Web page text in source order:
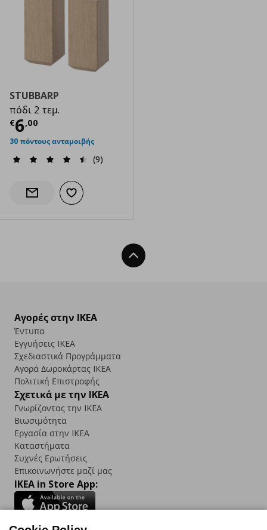
STUBBARP
πόδι 2 τεμ.
€6,00
Τρέχουσα τιμή
30 πόντους ανταμοιβής
(9)
Ενημέρωση διαθεσιμότητας
Προσθήκη στα αγαπημένα
Back To Top
Αγορές στην IKEA
Έντυπα
Εγγυήσεις IKEA
Σχεδιαστικά Προγράμματα
Αγορά Δωρoκάρτας IKEA
Πολιτική Επιστροφής
Σχετικά με την IKEA
Γνωρίζοντας την IKEA
Βιωσιμότητα
Εργασία στην IKEA
Καταστήματα
Συχνές Ερωτήσεις
Επικοινωνήστε μαζί μας
IKEA in Store App: